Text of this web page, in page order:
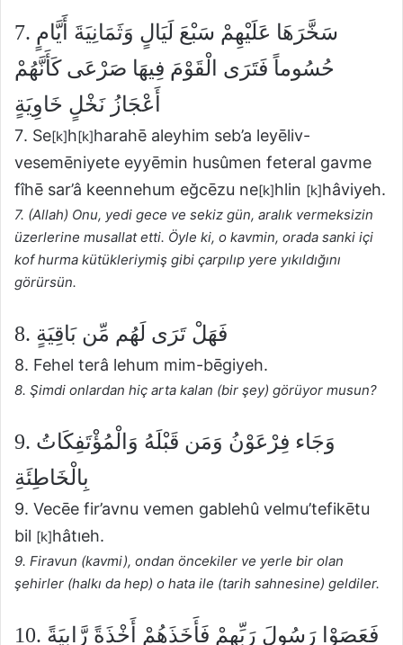
7. سَخَّرَهَا عَلَيْهِمْ سَبْعَ لَيَالٍ وَثَمَانِيَةَ أَيَّامٍ
حُسُوماً فَتَرَى الْقَوْمَ فِيهَا صَرْعَى كَأَنَّهُمْ
أَعْجَازُ نَخْلٍ خَاوِيَةٍ
7. Se[k]h[k]harahē aleyhim seb’a leyēliv-
vesemēniyete eyyēmin husûmen feteral gavme
fîhē sar’â keennehum eğcēzu ne[k]hlin [k]hâviyeh.
7. (Allah) Onu, yedi gece ve sekiz gün, aralık vermeksizin
üzerlerine musallat etti. Öyle ki, o kavmin, orada sanki içi
kof hurma kütükleriymiş gibi çarpılıp yere yıkıldığını
görürsün.
8. فَهَلْ تَرَى لَهُم مِّن بَاقِيَةٍ
8. Fehel terâ lehum mim-bēgiyeh.
8. Şimdi onlardan hiç arta kalan (bir şey) görüyor musun?
9. وَجَاء فِرْعَوْنُ وَمَن قَبْلَهُ وَالْمُؤْتَفِكَاتُ
بِالْخَاطِئَةِ
9. Vecēe fir’avnu vemen gablehû velmu’tefikētu
bil [k]hâtıeh.
9. Firavun (kavmi), ondan öncekiler ve yerle bir olan
şehirler (halkı da hep) o hata ile (tarih sahnesine) geldiler.
10. فَعَصَوْا رَسُولَ رَبِّهِمْ فَأَخَذَهُمْ أَخْذَةً رَّابِيَةً